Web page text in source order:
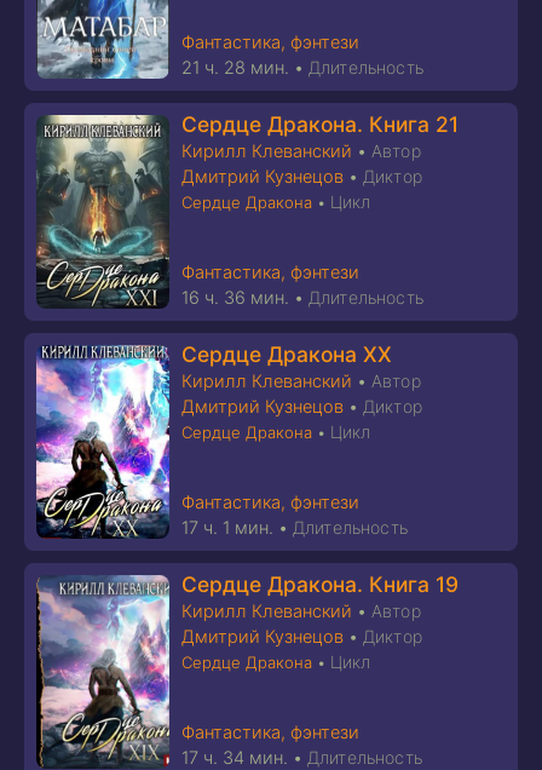
Фантастика, фэнтези
21 ч. 28 мин. • Длительность
Сердце Дракона. Книга 21
Кирилл Клеванский • Автор
Дмитрий Кузнецов • Диктор
Сердце Дракона • Цикл
Фантастика, фэнтези
16 ч. 36 мин. • Длительность
Сердце Дракона XX
Кирилл Клеванский • Автор
Дмитрий Кузнецов • Диктор
Сердце Дракона • Цикл
Фантастика, фэнтези
17 ч. 1 мин. • Длительность
Сердце Дракона. Книга 19
Кирилл Клеванский • Автор
Дмитрий Кузнецов • Диктор
Сердце Дракона • Цикл
Фантастика, фэнтези
17 ч. 34 мин. • Длительность